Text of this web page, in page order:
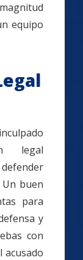
equipo
legal
buen
para
y
con